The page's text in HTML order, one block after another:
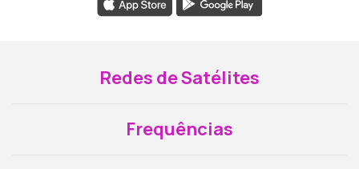
Redes de Satélites
Frequências